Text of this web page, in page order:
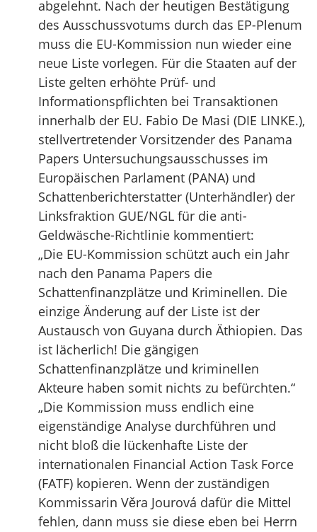
abgelehnt. Nach der heutigen Bestätigung
des Ausschussvotums durch das EP-Plenum
muss die EU-Kommission nun wieder eine
neue Liste vorlegen. Für die Staaten auf der
Liste gelten erhöhte Prüf- und
Informationspflichten bei Transaktionen
innerhalb der EU. Fabio De Masi (DIE LINKE.),
stellvertretender Vorsitzender des Panama
Papers Untersuchungsausschusses im
Europäischen Parlament (PANA) und
Schattenberichterstatter (Unterhändler) der
Linksfraktion GUE/NGL für die anti-
Geldwäsche-Richtlinie kommentiert:
„Die EU-Kommission schützt auch ein Jahr
nach den Panama Papers die
Schattenfinanzplätze und Kriminellen. Die
einzige Änderung auf der Liste ist der
Austausch von Guyana durch Äthiopien. Das
ist lächerlich! Die gängigen
Schattenfinanzplätze und kriminellen
Akteure haben somit nichts zu befürchten.“
„Die Kommission muss endlich eine
eigenständige Analyse durchführen und
nicht bloß die lückenhafte Liste der
internationalen Financial Action Task Force
(FATF) kopieren. Wenn der zuständigen
Kommissarin Věra Jourová dafür die Mittel
fehlen, dann muss sie diese eben bei Herrn